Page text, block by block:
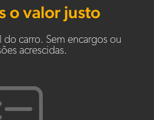
o valor justo
do carro. Sem encargos ou
acrescidas.